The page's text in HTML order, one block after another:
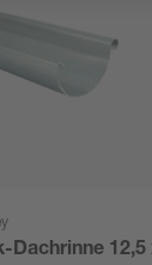
Dachrinne 12,5